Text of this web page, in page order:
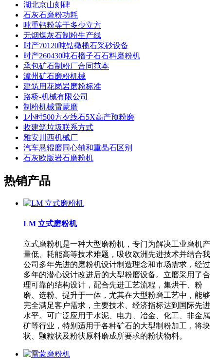
湖北京山刻碑
石灰石磨粉功耗
吨重钙粉等于多少立方
无烟煤灰石制粉生产线
时产70120吨钴橄榄石采砂设备
时产260430吨石榴子石石料磨粉机
承包矿石制粉厂合同范本
漳州矿石磨粉机械
建筑用花岗岩磨粉标准
路桥-机械有限公司
制粉机械雷蒙磨
1小时500方夕线石5X高产预粉磨
收建筑垃圾联系方式
雅安川西机械厂
汽车悬辊磨同心轴和重晶石区别
石灰欧版岩石磨粉机
热销产品
LM 立式磨粉机
立式磨粉机是一种大型磨粉机，专门为解决工业磨机产
量低、耗能高等技术难题，吸收欧洲先进技术并结合我
公司多年先进的磨粉机设计制造理念和市场需求，经过
多年的潜心设计改进后的大型粉磨设备。立磨采用了合
理可靠的结构设计，配合先进工艺流程，集烘干、粉
磨、选粉、提升于一体，尤其在大型粉磨工艺中，能够
完全满足客户需求，主要技术、经济指标达到国际先进
水平。可广泛应用于水泥、电力、冶金、化工、非金属
矿等行业，特别适用于各种矿石的大型制粉加工，将块
状、颗粒状及粉状原料磨成所要求的粉状物料。